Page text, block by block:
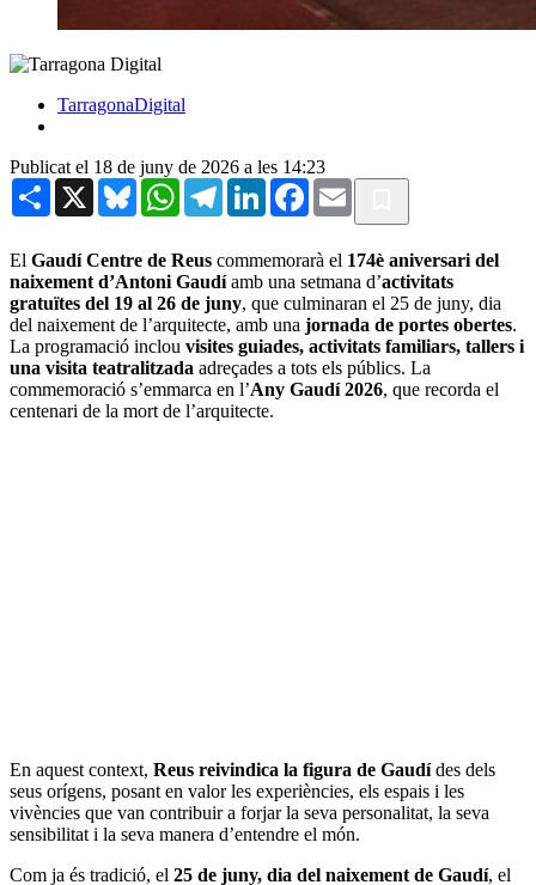
TarragonaDigital
Publicat el 18 de juny de 2026 a les 14:23
Share X BlueskyWhatsAppTelegramLinkedInFacebook
Email
El Gaudí Centre de Reus commemorarà el 174è aniversari del
naixement d’Antoni Gaudíamb una setmana d’activitats
gratuïtes del 19 al 26 de juny, que culminaran el 25 de juny, dia
del naixement de l’arquitecte, amb una jornada de portes obertes.
La programació inclou visites guiades, activitats familiars, tallers i
una visita teatralitzada adreçades a tots els públics. La
commemoració s’emmarca en l’Any Gaudí 2026, que recorda el
centenari de la mort de l’arquitecte.
En aquest context, Reus reivindica la figura de Gaudídes dels
seus orígens, posant en valor les experiències, els espais i les
vivències que van contribuir a forjar la seva personalitat, la seva
sensibilitat i la seva manera d’entendre el món.
Com ja és tradició, el 25 de juny, dia del naixement de Gaudí, el